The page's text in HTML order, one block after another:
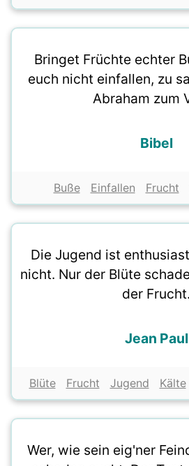
Bringet Früchte echter
euch nicht einfallen, zu
Abraham zum
Bibel
Buße Einfallen Frucht
Die Jugend ist
nicht. Nur der Blüte
der Frucht.
Jean Paul
Blüte Frucht Jugend Kälte
Wer, wie sein eig'ner